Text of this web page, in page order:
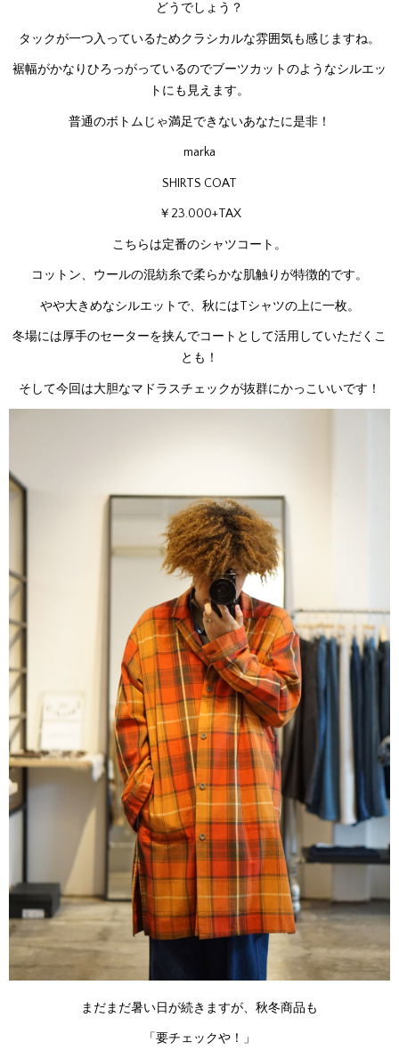
どうでしょう？
タックが一つ入っているためクラシカルな雰囲気も感じますね。
裾幅がかなりひろっがっているのでブーツカットのようなシルエッ
トにも見えます。
普通のボトムじゃ満足できないあなたに是非！
marka
SHIRTS COAT
￥23.000+TAX
こちらは定番のシャツコート。
コットン、ウールの混紡糸で柔らかな肌触りが特徴的です。
やや大きめなシルエットで、秋にはTシャツの上に一枚。
冬場には厚手のセーターを挟んでコートとして活用していただくこ
とも！
そして今回は大胆なマドラスチェックが抜群にかっこいいです！
まだまだ暑い日が続きますが、秋冬商品も
「要チェックや！」